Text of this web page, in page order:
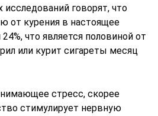
говорят, что
от курения в настоящее
что является половиной от
или курит сигареты месяц
стресс, скорее
стимулирует нервную